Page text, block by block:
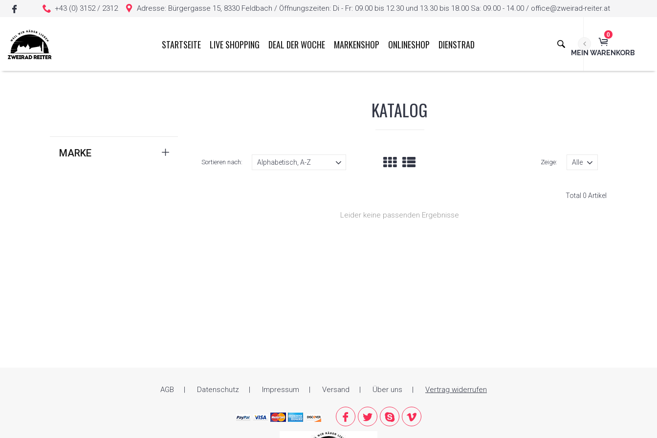
+43 (0) 3152 / 2312 Adresse: Bürgergasse 15, 8330 Feldbach / Öffnungszeiten: Di - Fr: 09.00 bis 12.30 und 13.30 bis 18.00 Sa: 09.00 - 14.00 / office@zweirad-reiter.at
0
MEIN WARENKORB
STARTSEITE LIVE SHOPPING DEAL DER WOCHE MARKENSHOP ONLINESHOP DIENSTRAD
MARKE
KATALOG
Sortieren nach: Zeige:
Total 0 Artikel
Leider keine passenden Ergebnisse
AGB Datenschutz Impressum Versand Über uns Vertrag widerrufen